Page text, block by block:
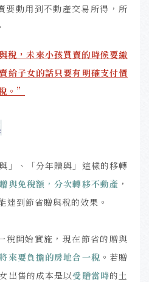
要動用到不動產交易所得，所
稅，未來小孩買賣的時候要繳
給子女的話只要有明確支付價
。”
」、「分年贈與」這樣的移轉
與免稅額 ， 分次轉移不動產 ，
達到節省贈與稅的效果。
稅開始實施，現在節省的贈與
來要負擔的房地合一稅 。若贈
出售的成本是以受贈當時的土